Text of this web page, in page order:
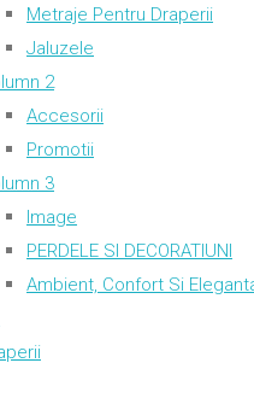
Metraje Pentru Draperii
Jaluzele
2
Accesorii
Promotii
3
Image
PERDELE SI DECORATIUNI
Ambient, Confort Si